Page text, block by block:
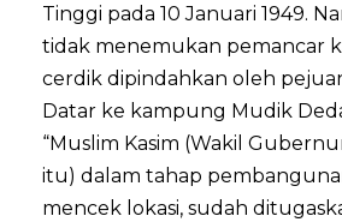
Tinggi pada 10 Januari 1949.
tidak menemukan pemancar
cerdik dipindahkan oleh
Datar ke kampung Mudik
“Muslim Kasim (Wakil
itu) dalam tahap
mencek lokasi, sudah